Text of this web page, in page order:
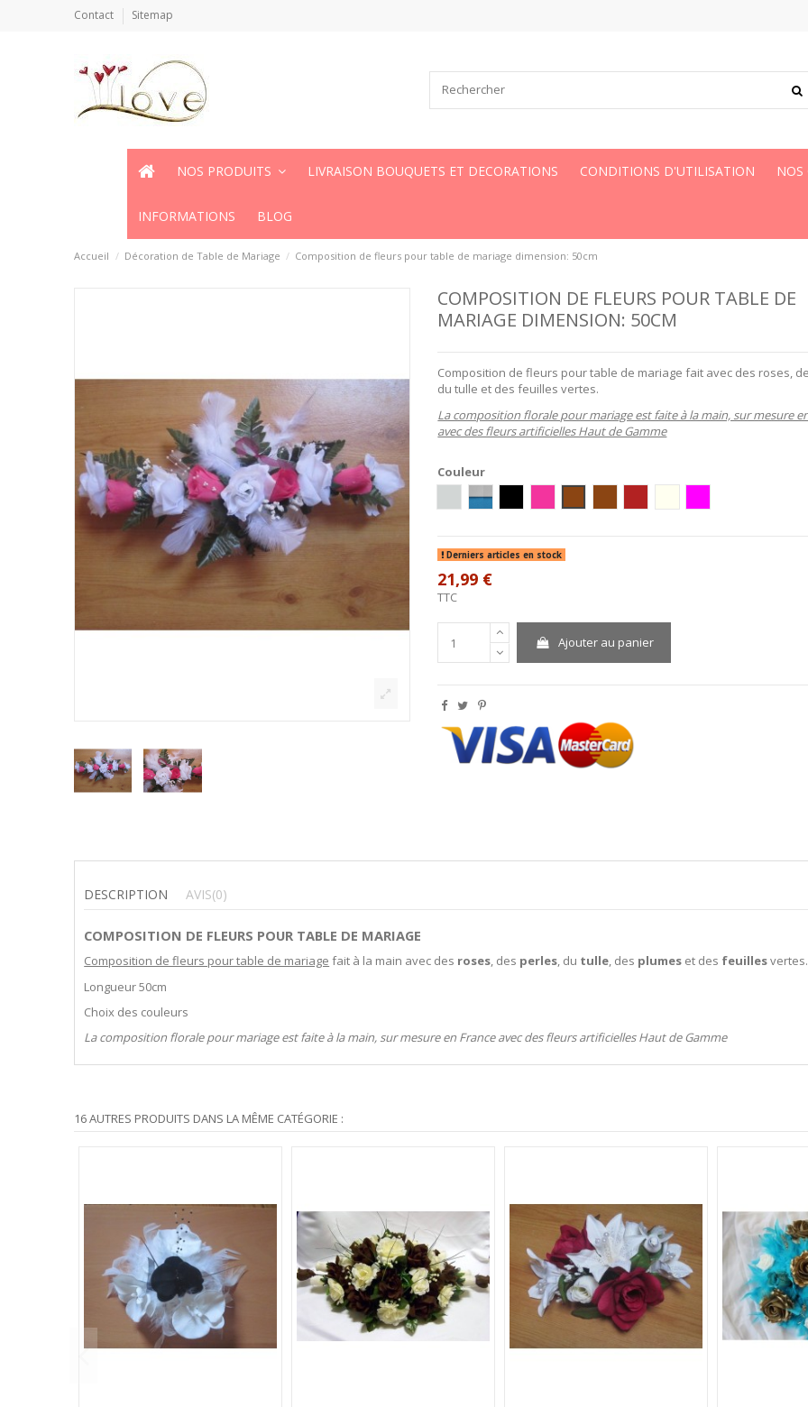
Contact Sitemap
NOS PRODUITS LIVRAISON BOUQUETS ET DECORATIONS CONDITIONS D'UTILISATION NOS
INFORMATIONS BLOG
Accueil Décoration de Table de Mariage Composition de fleurs pour table de mariage dimension: 50cm
COMPOSITION DE FLEURS POUR TABLE DE
MARIAGE DIMENSION: 50CM
Composition de fleurs pour table de mariage fait avec des roses,
du tulle et des feuilles vertes.
La composition florale pour mariage est faite à la main, sur mesure
avec des fleurs artificielles Haut de Gamme
Couleur
Blanc/Argent
Blanc/Turquoise
Derniers articles en stock
21,99 €
TTC
Ajouter au panier
DESCRIPTION AVIS(0)
COMPOSITION DE FLEURS POUR TABLE DE MARIAGE
Composition de fleurs pour table de mariage fait à la main avec des roses, des perles, du tulle, des plumes et des feuillesvertes.
Longueur 50cm
Choix des couleurs
La composition florale pour mariage est faite à la main, sur mesure en France avec des fleurs artificielles Haut de Gamme
16 AUTRES PRODUITS DANS LA MÊME CATÉGORIE :